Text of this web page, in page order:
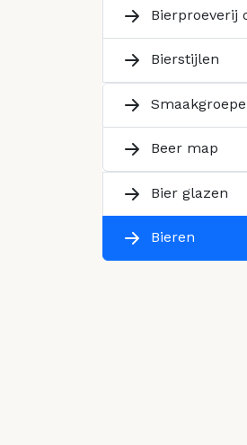
Bierproeverij
Bierstijlen
Beer map
Bier glazen
Bieren